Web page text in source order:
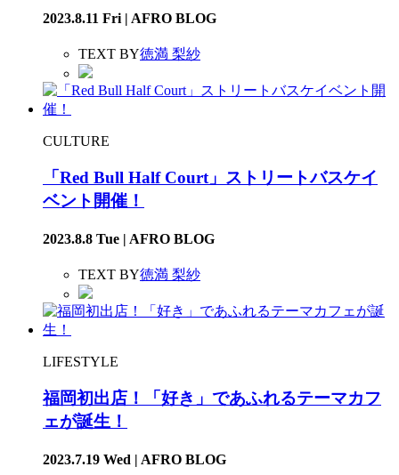
2023.8.11 Fri | AFRO BLOG
TEXT BY徳満 梨紗
CULTURE
「Red Bull Half Court」ストリートバスケイ
ベント開催！
2023.8.8 Tue | AFRO BLOG
TEXT BY徳満 梨紗
LIFESTYLE
福岡初出店！「好き」であふれるテーマカフ
ェが誕生！
2023.7.19 Wed | AFRO BLOG